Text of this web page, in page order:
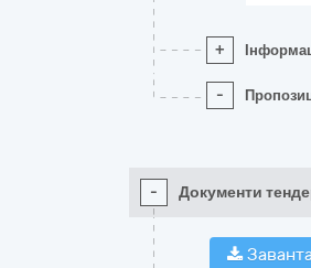
+
-
- Документи